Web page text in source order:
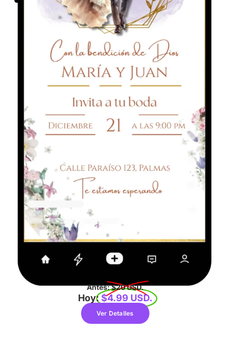
Hoy:$4.99 USD.
Ver Detalles
Antes:$20 USD.